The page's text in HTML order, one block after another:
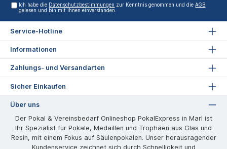
Ich habe die Datenschutzbestimmungen zur Kenntnis genommen und dieAGB
gelesen und bin mit ihnen einverstanden.
Service-Hotline
Informationen
Zahlungs- und Versandarten
Sicher Einkaufen
Über uns
Der Pokal & Vereinsbedarf Onlineshop PokalExpress in Marl ist
Ihr Spezialist für Pokale, Medaillen und Trophäen aus Glas und
Resin, mit einem Fokus auf Säulenpokalen. Unser herausragender
Kundenservice zeichnet sich durch Schnelligkeit und